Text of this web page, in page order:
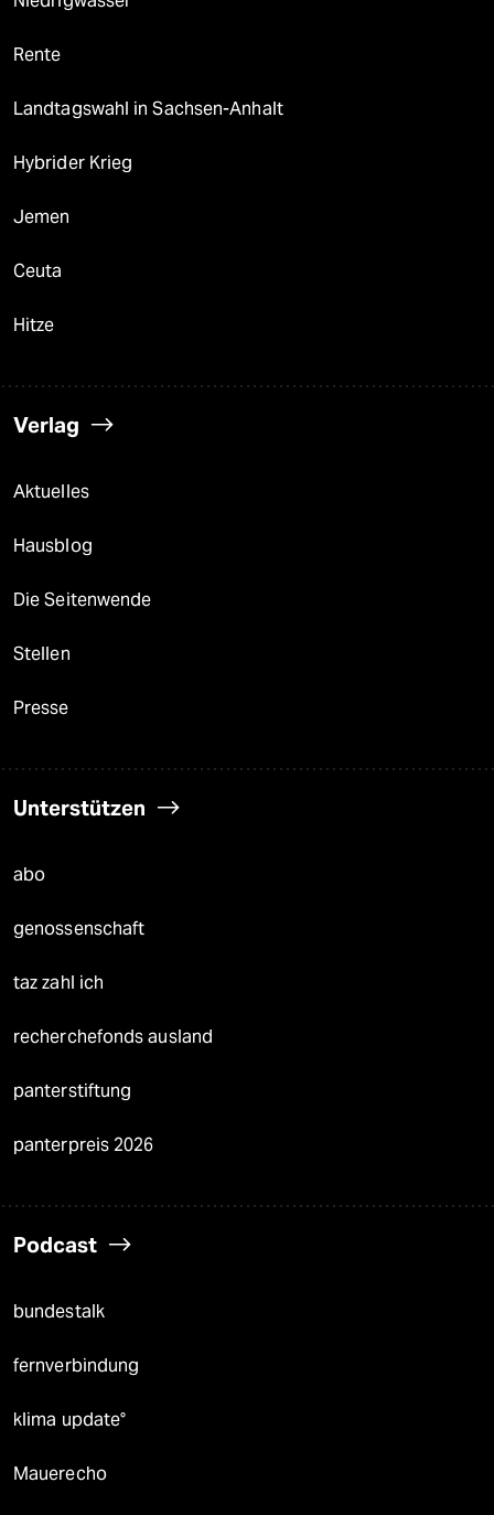
Rente
Landtagswahl in Sachsen-Anhalt
Hybrider Krieg
Jemen
Ceuta
Hitze
Verlag
Aktuelles
Hausblog
Die Seitenwende
Stellen
Presse
Unterstützen
abo
genossenschaft
taz zahl ich
recherchefonds ausland
panterstiftung
panterpreis 2026
Podcast
bundestalk
fernverbindung
klima update°
Mauerecho